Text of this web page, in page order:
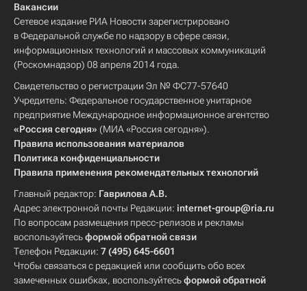
Вакансии
Сетевое издание РИА Новости зарегистрировано
в Федеральной службе по надзору в сфере связи,
информационных технологий и массовых коммуникаций
(Роскомнадзор) 08 апреля 2014 года.
Свидетельство о регистрации Эл № ФС77-57640
Учредитель: Федеральное государственное унитарное
предприятие Международное информационное агентство
«Россия сегодня» (МИА «Россия сегодня»).
Правила использования материалов
Политика конфиденциальности
Правила применения рекомендательных технологий
Главный редактор: Гаврилова А.В.
Адрес электронной почты Редакции: internet-group@ria.ru
По вопросам размещения пресс-релизов и рекламы
воспользуйтесьформой обратной связи
Телефон Редакции: 7 (495) 645-6601
Чтобы связаться с редакцией или сообщить обо всех
замеченных ошибках, воспользуйтесьформой обратной